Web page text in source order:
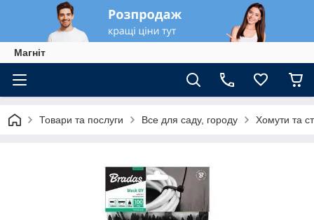
Магніт
Товари та послуги Все для саду, городу Хомути та